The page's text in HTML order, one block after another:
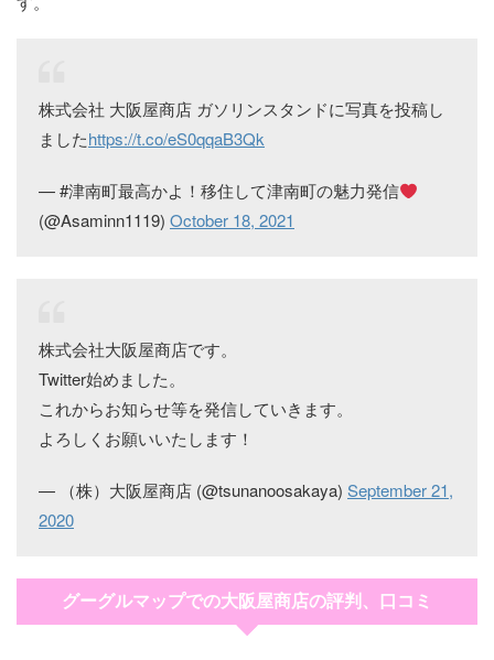
株式会社 大阪屋商店 ガソリンスタンドに写真を投稿し
ましたhttps://t.co/eS0qqaB3Qk
— #津南町最高かよ！移住して津南町の魅力発信
(@Asaminn1119) October 18, 2021
株式会社大阪屋商店です。
Twitter始めました。
これからお知らせ等を発信していきます。
よろしくお願いいたします！
— （株）大阪屋商店 (@tsunanoosakaya) September 21,
2020
グーグルマップでの大阪屋商店の評判、口コミ